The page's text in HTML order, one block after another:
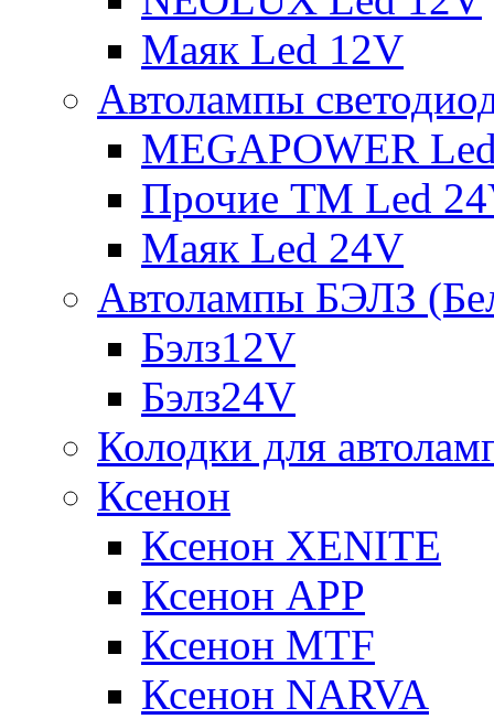
Маяк Led 12V
Автолампы
MEGAPOWER
Прочие ТМ Led
Маяк Led 24V
Автолампы БЭЛЗ
Бэлз12V
Бэлз24V
Колодки для
Ксенон
Ксенон XENITE
Ксенон APP
Ксенон MTF
Ксенон NARVA